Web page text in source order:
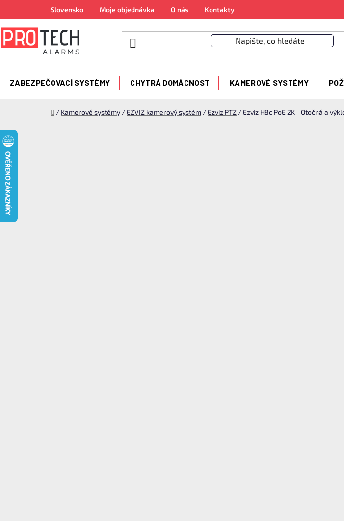
obsah
Slovensko Moje objednávka O nás Kontakty
ZABEZPEČOVACÍ SYSTÉMY CHYTRÁ DOMÁCNOST KAMEROVÉ SYSTÉMY
Domů
/ Kamerové systémy / EZVIZ kamerový systém / Ezviz PTZ / Ezviz H8c PoE 2K - Otočná a